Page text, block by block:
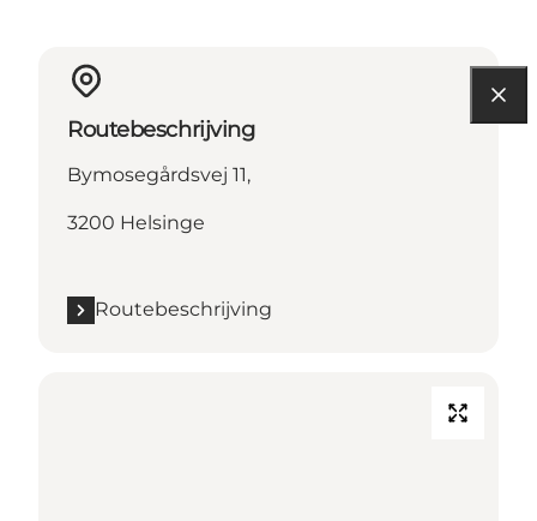
Routebeschrijving
Bymosegårdsvej 11,
3200 Helsinge
Routebeschrijving